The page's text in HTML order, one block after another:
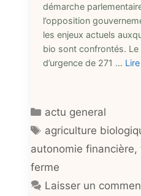
démarche
l’opposition
les enjeux actuels
bio sont confrontés. Le
d’urgence de 271 …
Catégories
actu general
Étiquettes
agriculture
autonomie financière,
ferme
Laisser un